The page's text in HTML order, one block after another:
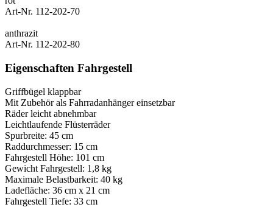
Art-Nr. 112-202-70
anthrazit
Art-Nr. 112-202-80
Eigenschaften Fahrgestell
Griffbügel klappbar
Mit Zubehör als Fahrradanhänger einsetzbar
Räder leicht abnehmbar
Leichtlaufende Flüsterräder
Spurbreite: 45 cm
Raddurchmesser: 15 cm
Fahrgestell Höhe: 101 cm
Gewicht Fahrgestell: 1,8 kg
Maximale Belastbarkeit: 40 kg
Ladefläche: 36 cm x 21 cm
Fahrgestell Tiefe: 33 cm